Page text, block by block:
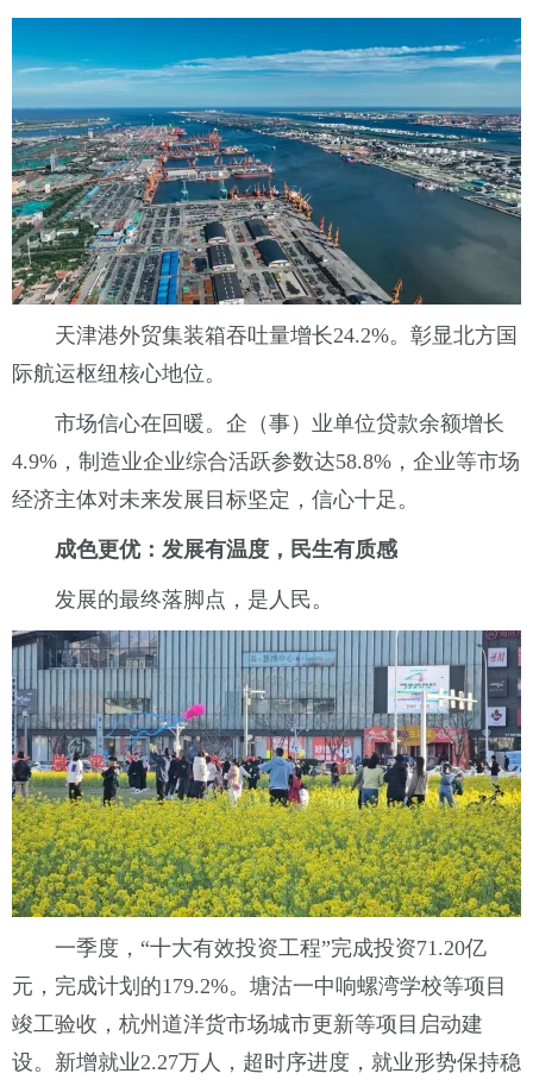
天津港外贸集装箱吞吐量增长24.2%。彰显北方国
际航运枢纽核心地位。
市场信心在回暖。企（事）业单位贷款余额增长
4.9%，制造业企业综合活跃参数达58.8%，企业等市场
经济主体对未来发展目标坚定，信心十足。
成色更优：发展有温度，民生有质感
发展的最终落脚点，是人民。
一季度，“十大有效投资工程”完成投资71.20亿
元，完成计划的179.2%。塘沽一中响螺湾学校等项目
竣工验收，杭州道洋货市场城市更新等项目启动建
设。新增就业2.27万人，超时序进度，就业形势保持稳